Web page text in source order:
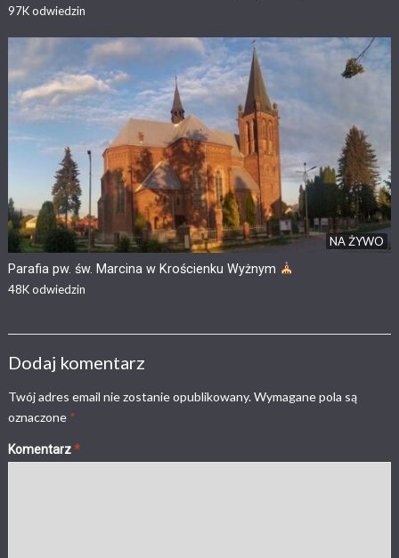
97Kodwiedzin
NA ŻYWO
Parafia pw. św. Marcina w Krościenku Wyżnym
48Kodwiedzin
Dodaj komentarz
Twój adres email nie zostanie opublikowany.Wymagane pola są
oznaczone *
Komentarz*